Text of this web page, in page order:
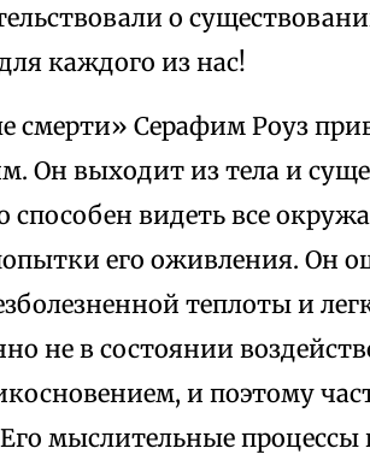
о
каждого из нас!
смерти» Серафим Роуз
Он выходит из тела и
способен видеть все
его оживления. Он
теплоты и
не в состоянии
и поэтому
мыслительные процессы